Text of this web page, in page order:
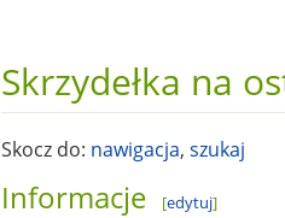
Skrzydełka na
Skocz do: nawigacja, szukaj
Informacje [edytuj]